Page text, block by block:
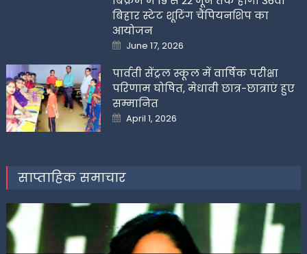
बिहार स्टेट शूटिंग चैंपियनशिप का
आयोजन
Posted
on
June 17, 2026
पार्वती सेंट्रल स्कूल में वार्षिक परीक्षा
परिणाम घोषित, मेधावी छात्र-छात्राएं हुए
सम्मानित
Posted
on
April 1, 2026
साप्ताहिक समाचार